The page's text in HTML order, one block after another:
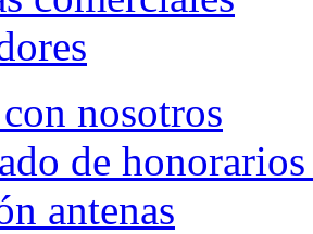
nosotros
de
antenas